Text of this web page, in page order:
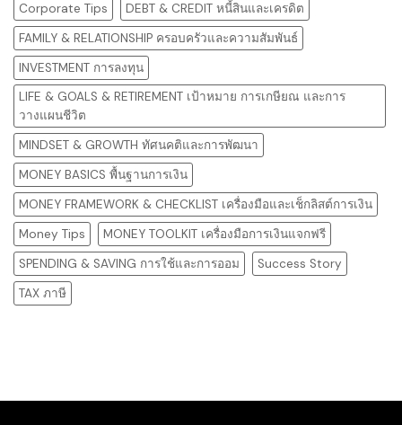
Corporate Tips
DEBT & CREDIT หนี้สินและเครดิต
FAMILY & RELATIONSHIP ครอบครัวและความสัมพันธ์
INVESTMENT การลงทุน
LIFE & GOALS & RETIREMENT เป้าหมาย การเกษียณ และการ
วางแผนชีวิต
MINDSET & GROWTH ทัศนคติและการพัฒนา
MONEY BASICS พื้นฐานการเงิน
MONEY FRAMEWORK & CHECKLIST เครื่องมือและเช็กลิสต์การเงิน
Money Tips
MONEY TOOLKIT เครื่องมือการเงินแจกฟรี
SPENDING & SAVING การใช้และการออม
Success Story
TAX ภาษี